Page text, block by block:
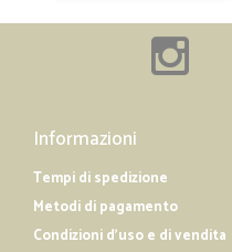
Informazioni
Tempi di spedizione
Metodi di pagamento
Condizioni d'uso e di vendita